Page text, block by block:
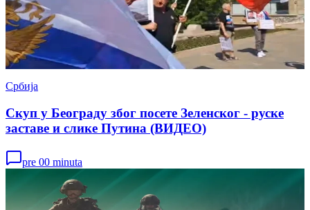
Србија
Скуп у Београду због посете Зеленског - руске
заставе и слике Путина (ВИДЕО)
pre 00 minuta